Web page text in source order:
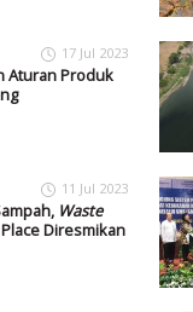
17 Jul 2023
Aturan Produk
11 Jul 2023
Waste
Diresmikan